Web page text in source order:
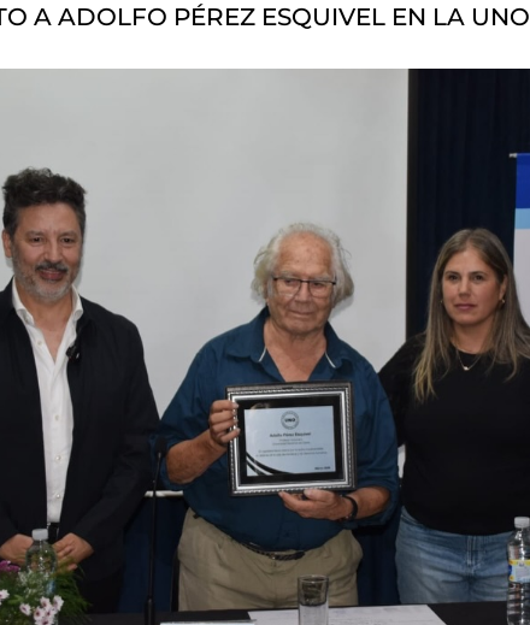
A ADOLFO PÉREZ ESQUIVEL EN LA UNO